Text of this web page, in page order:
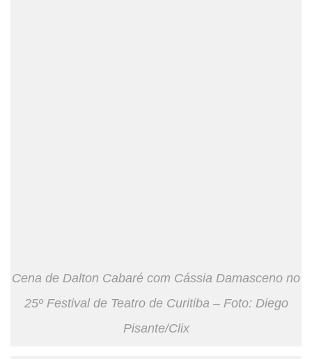
Cena de Dalton Cabaré com Cássia Damasceno no
25º Festival de Teatro de Curitiba – Foto: Diego
Pisante/Clix